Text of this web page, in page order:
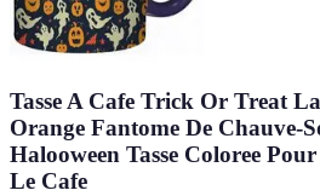
Tasse A Cafe Trick Or Treat
Orange Fantome De Chauve-
Halooween Tasse Coloree
Le Cafe